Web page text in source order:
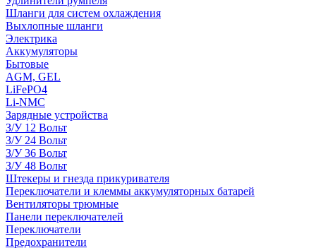
Шланги для систем охлаждения
Выхлопные шланги
Электрика
Аккумуляторы
Бытовые
AGM, GEL
LiFePO4
Li-NMC
Зарядные устройства
З/У 12 Вольт
З/У 24 Вольт
З/У 36 Вольт
З/У 48 Вольт
Штекеры и гнезда прикуривателя
Переключатели и клеммы аккумуляторных батарей
Вентиляторы трюмные
Панели переключателей
Переключатели
Предохранители